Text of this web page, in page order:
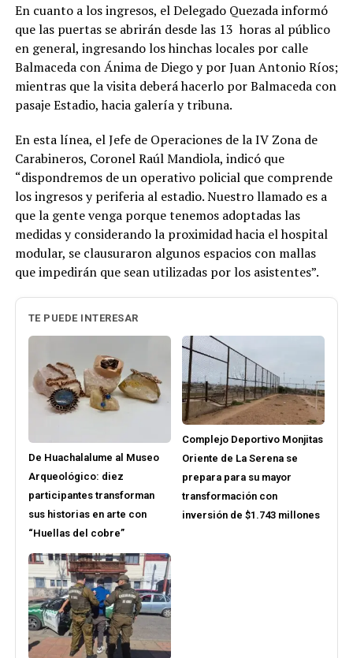
En cuanto a los ingresos, el Delegado Quezada informó
que las puertas se abrirán desde las 13 horas al público
en general, ingresando los hinchas locales por calle
Balmaceda con Ánima de Diego y por Juan Antonio Ríos;
mientras que la visita deberá hacerlo por Balmaceda con
pasaje Estadio, hacia galería y tribuna.
En esta línea, el Jefe de Operaciones de la IV Zona de
Carabineros, Coronel Raúl Mandiola, indicó que
“dispondremos de un operativo policial que comprende
los ingresos y periferia al estadio. Nuestro llamado es a
que la gente venga porque tenemos adoptadas las
medidas y considerando la proximidad hacia el hospital
modular, se clausuraron algunos espacios con mallas
que impedirán que sean utilizadas por los asistentes”.
TE PUEDE INTERESAR
De Huachalalume al Museo
Arqueológico: diez
participantes transforman
sus historias en arte con
“Huellas del cobre”
Complejo Deportivo Monjitas
Oriente de La Serena se
prepara para su mayor
transformación con
inversión de $1.743 millones